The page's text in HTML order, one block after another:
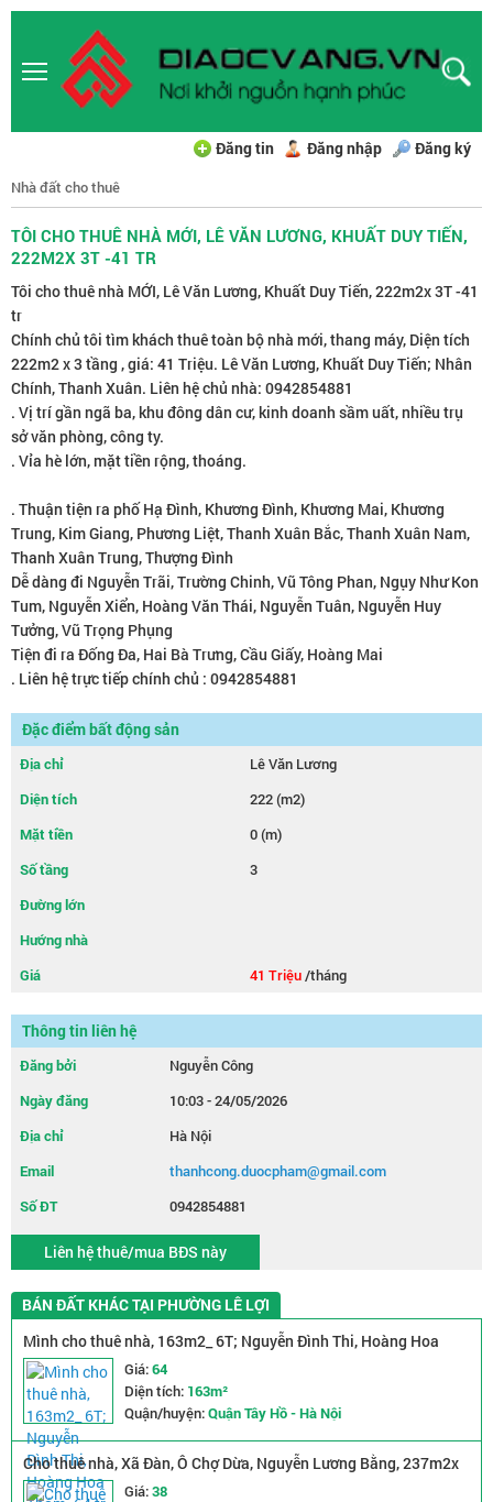
Đăng tin Đăng nhập Đăng ký
Nhà đất cho thuê
TÔI CHO THUÊ NHÀ MỚI, LÊ VĂN LƯƠNG, KHUẤT DUY TIẾN,
222M2X 3T -41 TR
Tôi cho thuê nhà MỚI, Lê Văn Lương, Khuất Duy Tiến, 222m2x 3T -41
tr
Chính chủ tôi tìm khách thuê toàn bộ nhà mới, thang máy, Diện tích
222m2 x 3 tầng , giá: 41 Triệu. Lê Văn Lương, Khuất Duy Tiến; Nhân
Chính, Thanh Xuân. Liên hệ chủ nhà: 0942854881
. Vị trí gần ngã ba, khu đông dân cư, kinh doanh sầm uất, nhiều trụ
sở văn phòng, công ty.
. Vỉa hè lớn, mặt tiền rộng, thoáng.
. Thuận tiện ra phố Hạ Đình, Khương Đình, Khương Mai, Khương
Trung, Kim Giang, Phương Liệt, Thanh Xuân Bắc, Thanh Xuân Nam,
Thanh Xuân Trung, Thượng Đình
Dễ dàng đi Nguyễn Trãi, Trường Chinh, Vũ Tông Phan, Ngụy Như Kon
Tum, Nguyễn Xiển, Hoàng Văn Thái, Nguyễn Tuân, Nguyễn Huy
Tưởng, Vũ Trọng Phụng
Tiện đi ra Đống Đa, Hai Bà Trưng, Cầu Giấy, Hoàng Mai
. Liên hệ trực tiếp chính chủ : 0942854881
Đặc điểm bất động sản
Địa chỉ
Lê Văn Lương
Diện tích
222 (m2)
Mặt tiền
0 (m)
Số tầng
3
Đường lớn
Hướng nhà
Giá
41 Triệu/tháng
Thông tin liên hệ
Đăng bởi
Nguyễn Công
Ngày đăng
10:03 - 24/05/2026
Địa chỉ
Hà Nội
Email
thanhcong.duocpham@gmail.com
Số ĐT
0942854881
Liên hệ thuê/mua BĐS này
BÁN ĐẤT KHÁC TẠI PHƯỜNG LÊ LỢI
Mình cho thuê nhà, 163m2_ 6T; Nguyễn Đình Thi, Hoàng Hoa
Thám -64 tr
Giá:64
Diện tích: 163m²
Quận/huyện:Quận Tây Hồ - Hà Nội
Cho thuê nhà, Xã Đàn, Ô Chợ Dừa, Nguyễn Lương Bằng, 237m2x
4T -38 tr
Giá:38